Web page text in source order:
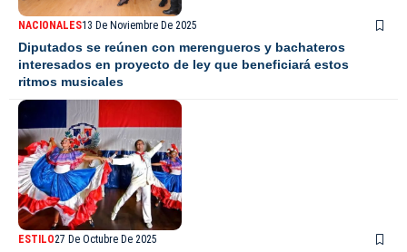
NACIONALES13 De Noviembre De 2025
Diputados se reúnen con merengueros y bachateros
interesados en proyecto de ley que beneficiará estos
ritmos musicales
ESTILO27 De Octubre De 2025